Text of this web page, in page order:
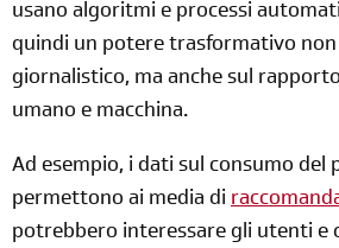
usano algoritmi e processi
quindi un potere trasformativo
giornalistico, ma anche sul
umano e macchina.
Ad esempio, i dati sul consumo del
permettono ai media di
potrebbero interessare gli utenti e